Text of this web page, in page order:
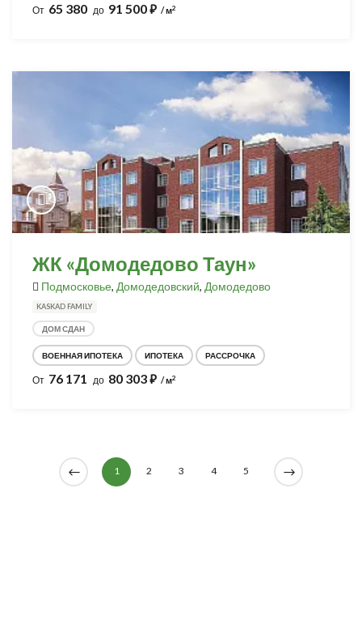
От 65 380 до 91 500⃏ / м2
ЖК «Домодедово Таун»
Подмосковье, Домодедовский, Домодедово
KASKAD FAMILY
ДОМ СДАН
ВОЕННАЯ ИПОТЕКА ИПОТЕКА РАССРОЧКА
От 76 171 до 80 303⃏ / м2
1 2 3 4 5